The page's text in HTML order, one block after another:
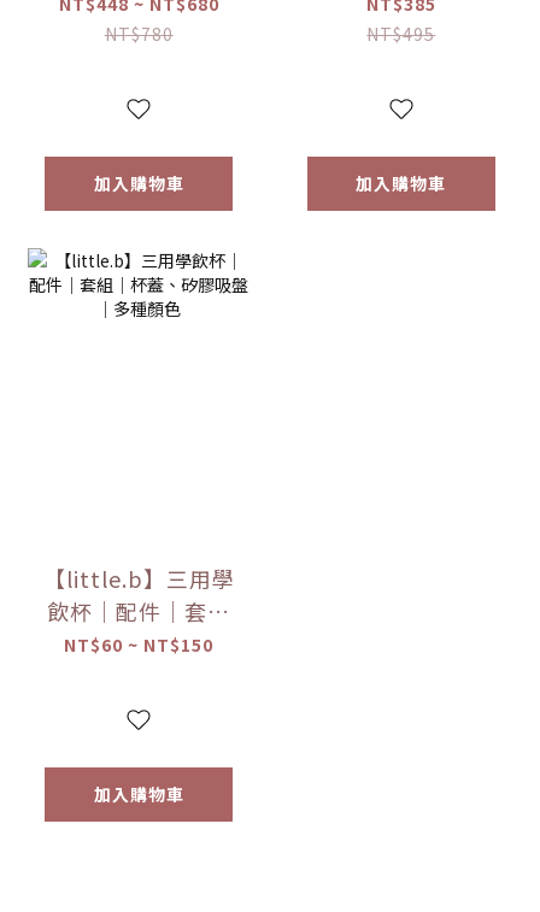
NT$780
加入購物車
鋼系列｜多種顏色
NT$495
加入購物車
【little.b】三用學
飲杯｜配件｜套組
｜杯蓋、矽膠吸盤
NT$60 ~ NT$150
加入購物車